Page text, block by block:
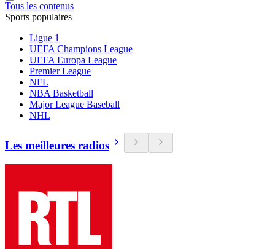
Tous les contenus
Sports populaires
Ligue 1
UEFA Champions League
UEFA Europa League
Premier League
NFL
NBA Basketball
Major League Baseball
NHL
Les meilleures radios